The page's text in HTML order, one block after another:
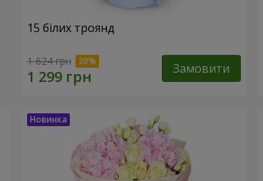
15 білих троянд
1 624 грн Замовити